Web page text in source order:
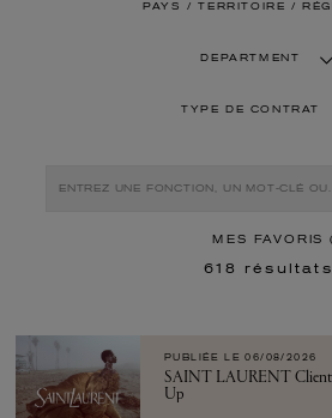
PAYS / TERRITOIRE /
DEPARTMENT
TYPE DE CONTRAT
MES FAVORIS
618 résultats
PUBLIÉE LE 06/08/2026
SAINT LAURENT
Up